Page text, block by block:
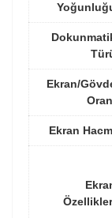
Ekran/
Ekran